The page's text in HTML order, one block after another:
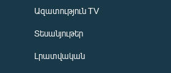
Ազատություն TV
Տեսանյութեր
Լրատվական